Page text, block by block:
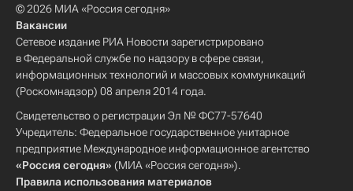
© 2026 МИА «Россия сегодня»
Вакансии
Сетевое издание РИА Новости зарегистрировано
в Федеральной службе по надзору в сфере связи,
информационных технологий и массовых коммуникаций
(Роскомнадзор) 08 апреля 2014 года.
Свидетельство о регистрации Эл № ФС77-57640
Учредитель: Федеральное государственное унитарное
предприятие Международное информационное агентство
«Россия сегодня» (МИА «Россия сегодня»).
Правила использования материалов